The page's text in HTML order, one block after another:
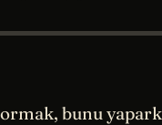
bunu